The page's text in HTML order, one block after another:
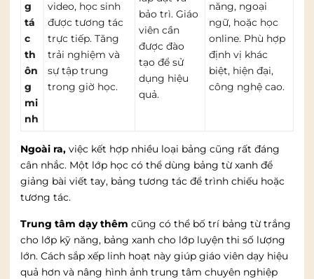
g
tá
c
th
ôn
g
mi
nh
video, học sinh
được tương tác
trực tiếp. Tăng
trải nghiệm và
sự tập trung
trong giờ học.
bảo trì. Giáo
viên cần
được đào
tạo để sử
dụng hiệu
quả.
năng, ngoại
ngữ, hoặc học
online. Phù hợp
định vị khác
biệt, hiện đại,
công nghệ cao.
Ngoài ra, việc kết hợp nhiều loại bảng cũng rất đáng
cân nhắc. Một lớp học có thể dùng bảng từ xanh để
giảng bài viết tay, bảng tương tác để trình chiếu hoặc
tương tác.
Trung tâm dạy thêm cũng có thể bố trí bảng từ trắng
cho lớp kỹ năng, bảng xanh cho lớp luyện thi số lượng
lớn. Cách sắp xếp linh hoạt này giúp giáo viên dạy hiệu
quả hơn và nâng hình ảnh trung tâm chuyên nghiệp